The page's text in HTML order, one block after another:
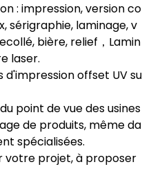
: impression, version co
sérigraphie, laminage, v
bière, relief，Lamin
laser.
offset UV su
point de vue des usines
de produits, même da
spécialisées.
votre projet, à proposer